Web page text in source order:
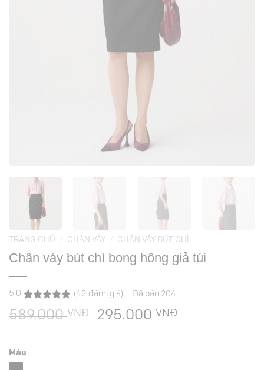
TRANG CHỦ CHÂN VÁY CHÂN VÁY BÚT CHÌ
Chân váy bút chì bong hông giả túi
5.0
5.0
trên 5
dựa trên
42
(42 đánh giá) Đã bán 204
589.000VNĐ
Giá
295.000 VNĐ
Màu